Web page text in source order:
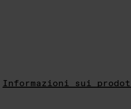
Informazioni sui